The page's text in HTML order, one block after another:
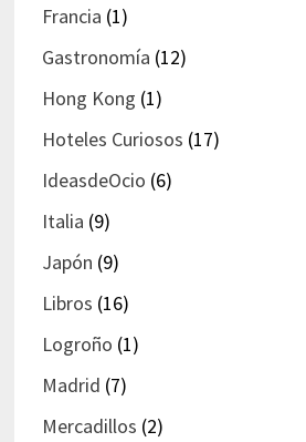
Francia (1)
Gastronomía (12)
Hong Kong (1)
Hoteles Curiosos (17)
IdeasdeOcio (6)
Italia (9)
Japón (9)
Libros (16)
Logroño (1)
Madrid (7)
Mercadillos (2)